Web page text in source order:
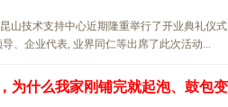
技术支持中心近期隆重举行了开业典礼仪式
、企业代表, 业界同仁等出席了此次活动...
为什么我家刚铺完就起泡、鼓包